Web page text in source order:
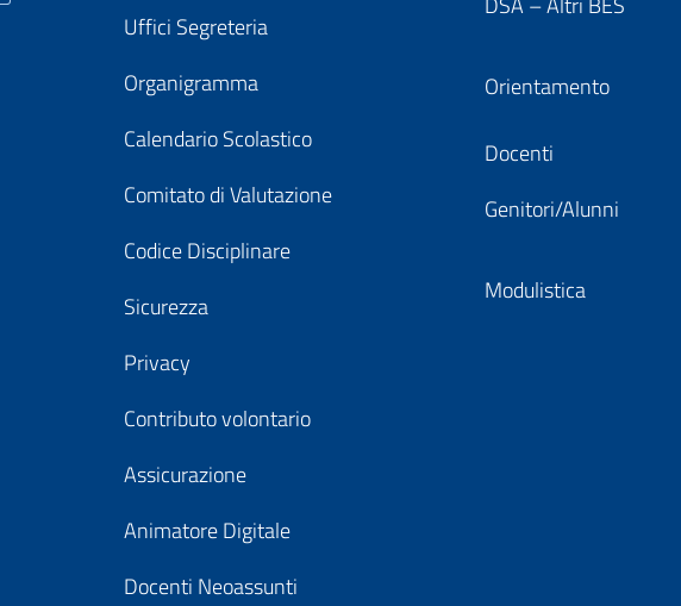
Uffici Segreteria
Organigramma
Calendario Scolastico
Comitato di Valutazione
Codice Disciplinare
Sicurezza
Privacy
Contributo volontario
Assicurazione
Animatore Digitale
Docenti Neoassunti
Orientamento
Docenti
Genitori/Alunni
Modulistica